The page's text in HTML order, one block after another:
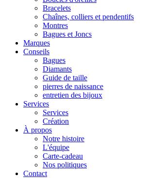
Bracelets
Chaînes, colliers et pendentifs
Montres
Bagues et Joncs
Marques
Conseils
Bagues
Diamants
Guide de taille
pierres de naissance
entretien des bijoux
Services
Services
Création
À propos
Notre histoire
L'équipe
Carte-cadeau
Nos politiques
Contact